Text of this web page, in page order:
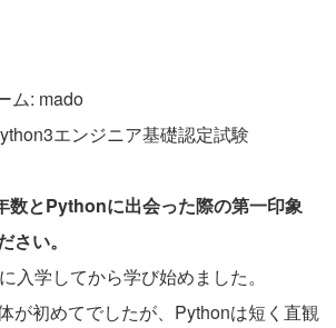
ム: mado
エンジニア基礎認定試験
数とPythonに出会った際の第一印象
さい。
入学してから学び始めました。
が初めてでしたが、Pythonは短く直観